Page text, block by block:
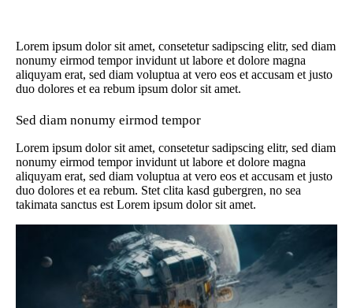
Lorem ipsum dolor sit amet, consetetur sadipscing elitr, sed diam
nonumy eirmod tempor invidunt ut labore et dolore magna
aliquyam erat, sed diam voluptua at vero eos et accusam et justo
duo dolores et ea rebum ipsum dolor sit amet.
Sed diam nonumy eirmod tempor
Lorem ipsum dolor sit amet, consetetur sadipscing elitr, sed diam
nonumy eirmod tempor invidunt ut labore et dolore magna
aliquyam erat, sed diam voluptua at vero eos et accusam et justo
duo dolores et ea rebum. Stet clita kasd gubergren, no sea
takimata sanctus est Lorem ipsum dolor sit amet.